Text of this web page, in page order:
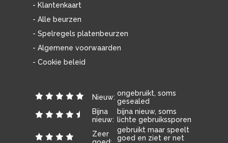
- Klantenkaart
- Alle beurzen
- Spelregels platenbeurzen
- Algemene voorwaarden
- Cookie beleid
Nieuw: ongebruikt, soms
gesealed
Bijna
nieuw:
bijna nieuw, soms
lichte gebruikssporen
Zeer
gebruikt maar speelt
goed en ziet er net